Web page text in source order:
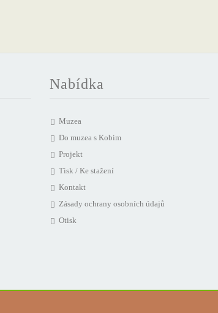
Nabídka
Muzea
Do muzea s Kobim
Projekt
Tisk / Ke stažení
Kontakt
Zásady ochrany osobních údajů
Otisk